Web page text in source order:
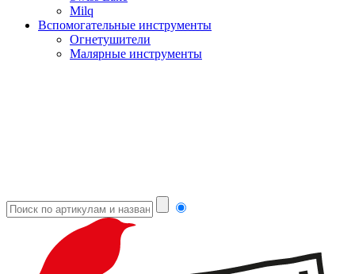
Milq
Вспомогательные инструменты
Огнетушители
Малярные инструменты